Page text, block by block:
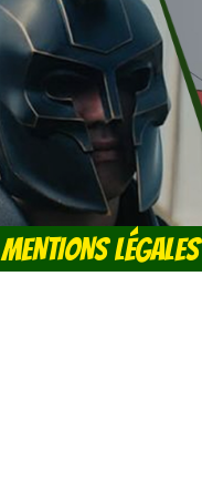
MENTIONS LÉGALES